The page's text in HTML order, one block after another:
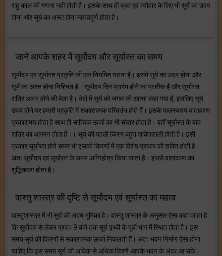
राहु काल की गणना नहीं होती है। इसके साथ ही व्रत एवं त्यौहार के लिए भी सूर्य का उदय
होना और सूर्य का अस्त होना महत्वपूर्ण होता है।
जानें आपके शहर में सूर्योदय और सूर्यास्त का समय
सूर्योदय एवं सूर्यास्त प्रकृति की एक नियमित घटना है। इसमें सूर्य का उदय होना और
सूर्य का अस्त होना निश्चित है। सूर्योदय दिन प्रारंभ होने का प्रतीक है और सूर्यास्त
रात्रि आरंभ होने की बेला है। वेदों में सूर्य को जगत की आत्मा कहा गया है, इसलिए सूर्य
उदय होने पर हमारी प्रकृति में सकारात्मक परिवर्तन होते हैं। इसके फलस्वरुप वातावरण
प्रकाशमय होता है साथ ही सात्विक ऊर्जा का भी संचार होता है। वहीं सूर्यास्त के बाद
रात्रि का आगमन होता है।। सूर्य की पहली किरण बहुत शक्तिशाली होती है। इसी
प्रकार सूर्यास्त होते समय भी इसकी किरणों में एक विशेष प्रकार की शक्ति होती है।
अतः सूर्योदय एवं सूर्यास्त के समय अग्निहोत्र किया जाता है। इससे वातावरण का
शुद्धिकरण होता है।
वास्तु शास्त्र की दृष्टि से सूर्योदय एवं सूर्यास्त का महत्व
वास्तुशास्त्र में भी सूर्य की अहम भूमिका है। वास्तु शास्त्र के अनुसार ऐसा कहा जाता है
कि सूर्योदय से लेकर प्रातः 9 बजे तक सूर्य पृथ्वी के पूर्वी भाग में स्थित होता है। इस
समय सूर्य की किरणों से सकारात्मक ऊर्जा निकलती हैं। अतः भवन निर्माण ऐसा होना
चाहिए कि इस समय सूर्य की अधिक से अधिक किरणें आपके भवन के अंदर आ सके।